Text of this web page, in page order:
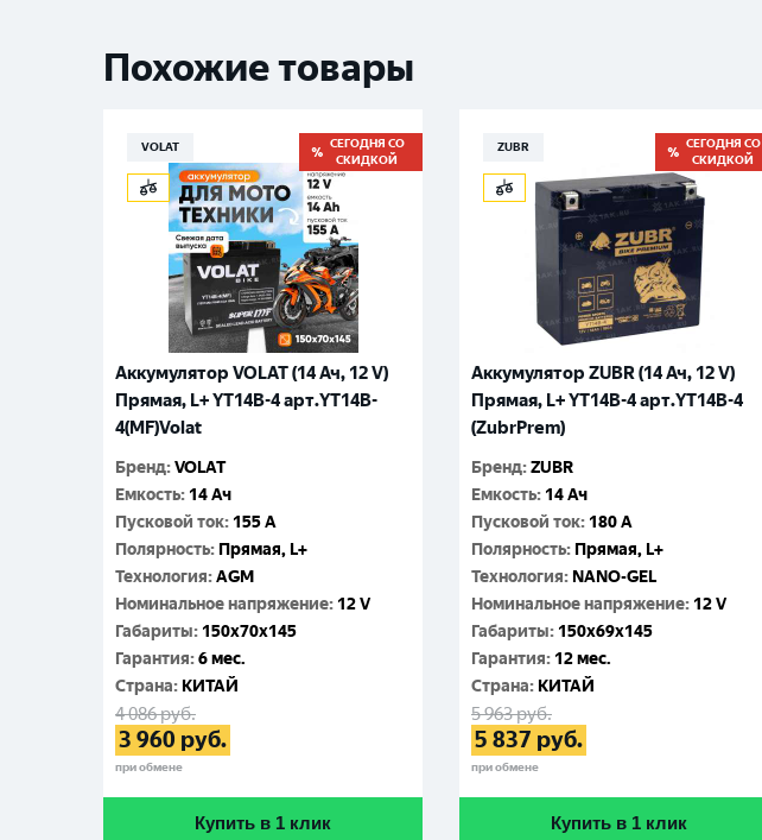
Похожие товары
VOLAT
СЕГОДНЯ СО
СКИДКОЙ
Аккумулятор VOLAT (14 Ач, 12 V)
Прямая, L+ YT14B-4 арт.YT14B-
4(MF)Volat
Бренд:VOLAT
Емкость: 14 Ач
Пусковой ток: 155 A
Полярность: Прямая, L+
Технология:AGM
Номинальное напряжение: 12 V
Габариты: 150x70x145
Гарантия:6 мес.
Cтрана: КИТАЙ
4 086руб.
3 960 руб.
при обмене
Купить в 1 клик
ZUBR
СЕГОДНЯ СО
СКИДКОЙ
Аккумулятор ZUBR (14 Ач, 12 V)
Прямая, L+ YT14B-4 арт.YT14B-4
(ZubrPrem)
Бренд:ZUBR
Емкость: 14 Ач
Пусковой ток: 180 A
Полярность: Прямая, L+
Технология: NANO-GEL
Номинальное напряжение: 12 V
Габариты: 150x69x145
Гарантия: 12 мес.
Cтрана: КИТАЙ
5 963руб.
5 837 руб.
при обмене
Купить в 1 клик
Москва